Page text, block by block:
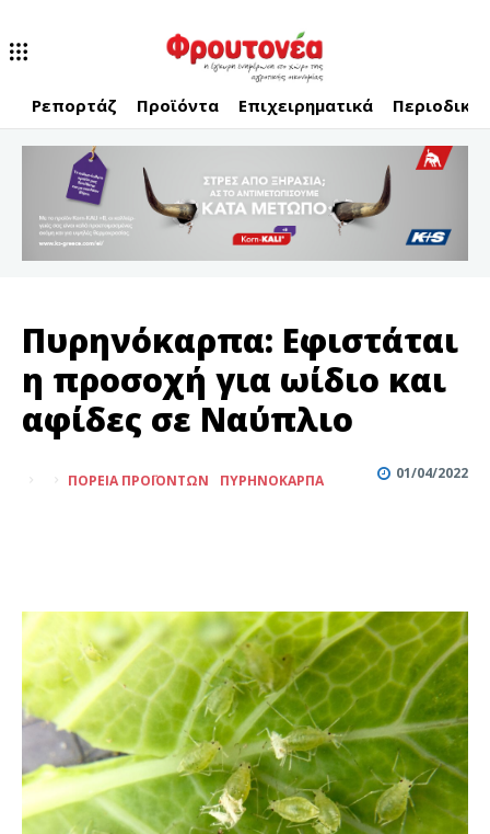
Ρεπορτάζ Προϊόντα Επιχειρηματικά Περιοδικό
Πυρηνόκαρπα: Εφιστάται
η προσοχή για ωίδιο και
αφίδες σε Ναύπλιο
01/04/2022
ΠΟΡΕΊΑ ΠΡΟΪΌΝΤΩΝ ΠΥΡΗΝΌΚΑΡΠΑ